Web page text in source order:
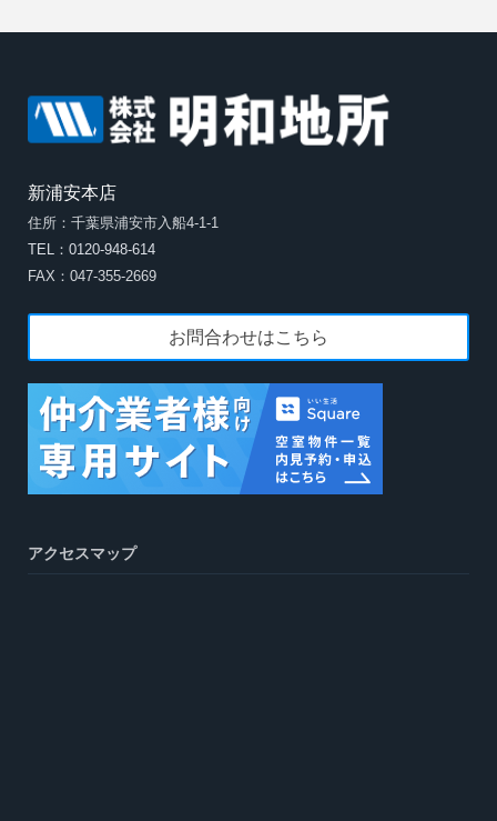
新浦安本店
住所：千葉県浦安市入船4-1-1
TEL：0120-948-614
FAX：047-355-2669
お問合わせはこちら
アクセスマップ